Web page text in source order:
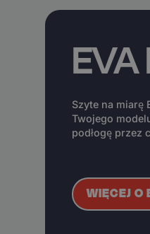
Szyte na miarę
Twojego
podłogę przez
WIĘCEJ